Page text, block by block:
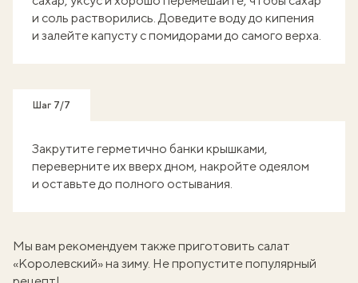
и соль растворились. Доведите воду до кипения
и залейте капусту с помидорами до самого верха.
Шаг 7/7
Закрутите герметично банки крышками,
переверните их вверх дном, накройте одеялом
и оставьте до полного остывания.
Мы вам рекомендуем также приготовить салат
«Королевский» на зиму. Не пропустите популярный